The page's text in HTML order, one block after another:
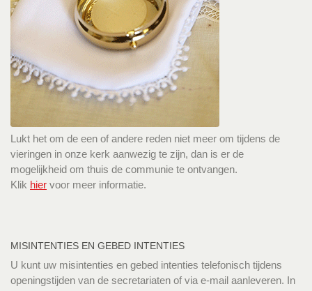
Lukt het om de een of andere reden niet meer om tijdens de
vieringen in onze kerk aanwezig te zijn, dan is er de
mogelijkheid om thuis de communie te ontvangen.
Klik hier voor meer informatie.
MISINTENTIES EN GEBED INTENTIES
U kunt uw misintenties en gebed intenties telefonisch tijdens
openingstijden van de secretariaten of via e-mail aanleveren. In